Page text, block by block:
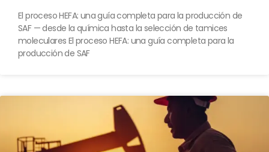
El proceso HEFA: una guía completa para la producción de
SAF — desde la química hasta la selección de tamices
moleculares El proceso HEFA: una guía completa para la
producción de SAF